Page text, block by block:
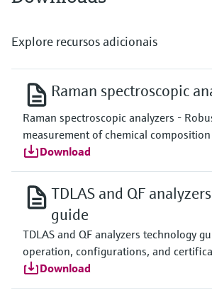
Explore recursos adicionais
Raman spectroscopic
Raman spectroscopic analyzers -
measurement of chemical composition
Download
TDLAS and QF
guide
TDLAS and QF analyzers technology
operation, configurations, and
Download